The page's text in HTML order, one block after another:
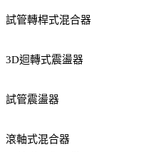
試管轉桿式混合器
3D迴轉式震盪器
試管震盪器
滾軸式混合器